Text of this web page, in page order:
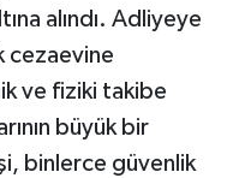
alındı. Adliyeye
cezaevine
ve fiziki takibe
büyük bir
binlerce güvenlik